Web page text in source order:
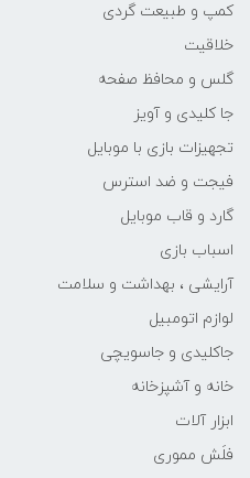
کمپ و طبیعت گردی
خلاقیت
گلس و محافظ صفحه
جا کلیدی و آویز
تجهیزات بازی با موبایل
فیجت و ضد استرس
گارد و قاب موبایل
اسباب بازی
آرایشی ، بهداشت و سلامت
لوازم اتومبیل
جاکلیدی و جاسویچی
خانه و آشپزخانه
ابزار آلات
فلَش مموری